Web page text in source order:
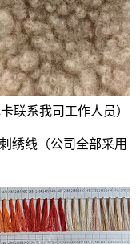
联系我司工作人员）
绣线（公司全部采用